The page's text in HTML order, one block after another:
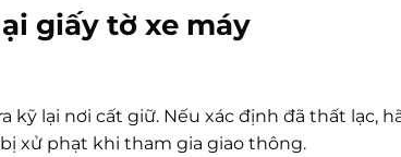
giấy tờ xe máy
lại nơi cất giữ. Nếu xác định đã thất lạc,
xử phạt khi tham gia giao thông.